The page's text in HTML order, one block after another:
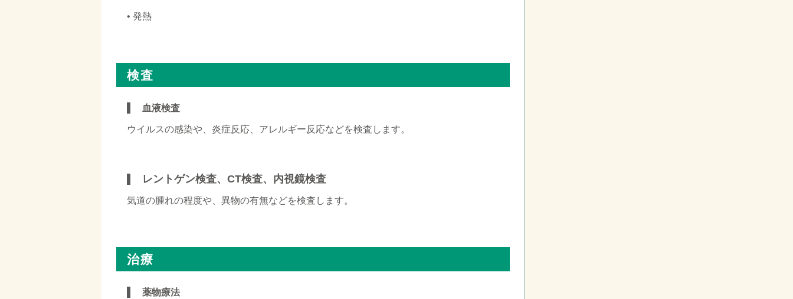
• 発熱
検査
血液検査
ウイルスの感染や、炎症反応、アレルギー反応などを検査します。
レントゲン検査、CT検査、内視鏡検査
気道の腫れの程度や、異物の有無などを検査します。
治療
薬物療法